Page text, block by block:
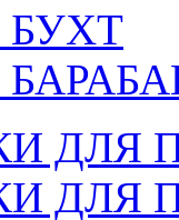
ДЛЯ
ДЛЯ